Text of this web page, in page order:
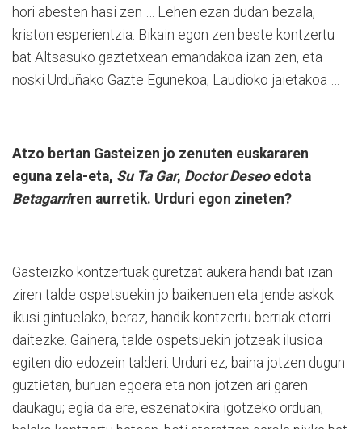
hori abesten hasi zen … Lehen ezan dudan bezala,
kriston esperientzia. Bikain egon zen beste kontzertu
bat Altsasuko gaztetxean emandakoa izan zen, eta
noski Urduñako Gazte Egunekoa, Laudioko jaietakoa …
Atzo bertan Gasteizen jo zenuten euskararen
eguna zela-eta, Su Ta Gar, Doctor Deseoedota
Betagarriren aurretik. Urduri egon zineten?
Gasteizko kontzertuak guretzat aukera handi bat izan
ziren talde ospetsuekin jo baikenuen eta jende askok
ikusi gintuelako, beraz, handik kontzertu berriak etorri
daitezke. Gainera, talde ospetsuekin jotzeak ilusioa
egiten dio edozein talderi. Urduri ez, baina jotzen dugun
guztietan, buruan egoera eta non jotzen ari garen
daukagu; egia da ere, eszenatokira igotzeko orduan,